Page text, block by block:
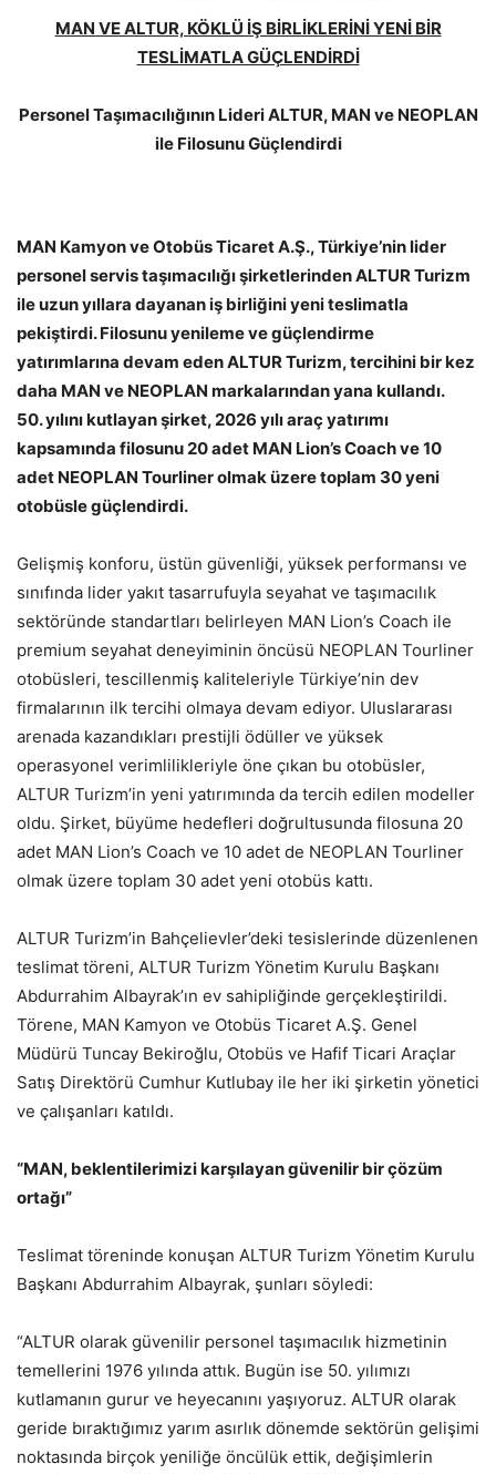
MAN VE ALTUR, KÖKLÜ İŞ BİRLİKLERİNİ YENİ BİR
TESLİMATLA GÜÇLENDİRDİ
Personel Taşımacılığının Lideri ALTUR, MAN ve NEOPLAN
ile Filosunu Güçlendirdi
MAN Kamyon ve Otobüs Ticaret A.Ş., Türkiye’nin lider
personel servis taşımacılığı şirketlerinden ALTUR Turizm
ile uzun yıllara dayanan iş birliğini yeni teslimatla
pekiştirdi. Filosunu yenileme ve güçlendirme
yatırımlarına devam eden ALTUR Turizm, tercihini bir kez
daha MAN ve NEOPLAN markalarından yana kullandı.
50. yılını kutlayan şirket, 2026 yılı araç yatırımı
kapsamında filosunu 20 adet MAN Lion’s Coach ve 10
adet NEOPLAN Tourliner olmak üzere toplam 30 yeni
otobüsle güçlendirdi.
Gelişmiş konforu, üstün güvenliği, yüksek performansı ve
sınıfında lider yakıt tasarrufuyla seyahat ve taşımacılık
sektöründe standartları belirleyen MAN Lion’s Coach ile
premium seyahat deneyiminin öncüsü NEOPLAN Tourliner
otobüsleri, tescillenmiş kaliteleriyle Türkiye’nin dev
firmalarının ilk tercihi olmaya devam ediyor. Uluslararası
arenada kazandıkları prestijli ödüller ve yüksek
operasyonel verimlilikleriyle öne çıkan bu otobüsler,
ALTUR Turizm’in yeni yatırımında da tercih edilen modeller
oldu. Şirket, büyüme hedefleri doğrultusunda filosuna 20
adet MAN Lion’s Coach ve 10 adet de NEOPLAN Tourliner
olmak üzere toplam 30 adet yeni otobüs kattı.
ALTUR Turizm’in Bahçelievler’deki tesislerinde düzenlenen
teslimat töreni, ALTUR Turizm Yönetim Kurulu Başkanı
Abdurrahim Albayrak’ın ev sahipliğinde gerçekleştirildi.
Törene, MAN Kamyon ve Otobüs Ticaret A.Ş. Genel
Müdürü Tuncay Bekiroğlu, Otobüs ve Hafif Ticari Araçlar
Satış Direktörü Cumhur Kutlubay ile her iki şirketin yönetici
ve çalışanları katıldı.
“MAN, beklentilerimizi karşılayan güvenilir bir çözüm
ortağı”
Teslimat töreninde konuşan ALTUR Turizm Yönetim Kurulu
Başkanı Abdurrahim Albayrak, şunları söyledi:
“ALTUR olarak güvenilir personel taşımacılık hizmetinin
temellerini 1976 yılında attık. Bugün ise 50. yılımızı
kutlamanın gurur ve heyecanını yaşıyoruz. ALTUR olarak
geride bıraktığımız yarım asırlık dönemde sektörün gelişimi
noktasında birçok yeniliğe öncülük ettik, değişimlerin